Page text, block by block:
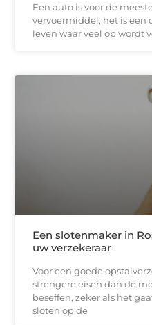
Een auto is voor de
vervoermiddel; het is een
leven waar veel op wordt
Een slotenmaker in
uw verzekeraar
Voor een goede
strengere eisen dan de
beseffen, zeker als het
sloten op de